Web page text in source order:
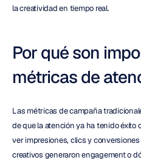
la creatividad en tiempo real.
Por qué son
métricas de
Las métricas de campaña
de que la atención ya ha tenido éxito
ver impresiones, clics y
creativos generaron engagement o